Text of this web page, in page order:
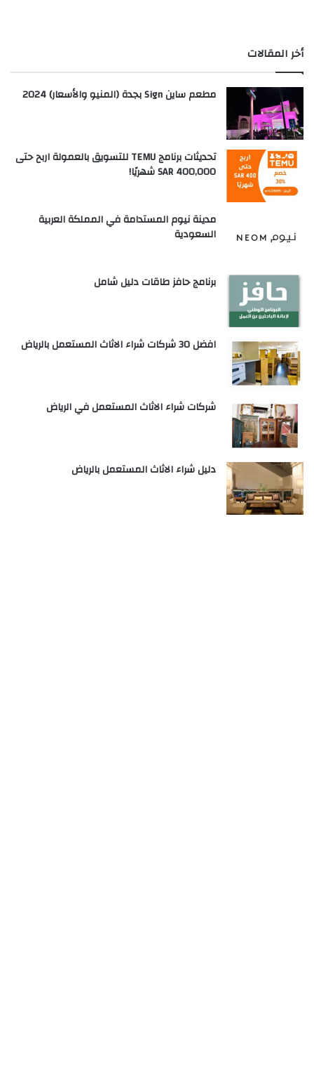
أخر المقالات
مطعم ساين Sign بجدة (المنيو والأسعار) 2024
تحديثات برنامج TEMU للتسويق بالعمولة اربح حتى
SAR 400,000 شهريًا!
مدينة نيوم المستدامة في المملكة العربية
السعودية
برنامج حافز طاقات دليل شامل
افضل 30 شركات شراء الاثاث المستعمل بالرياض
شركات شراء الاثاث المستعمل في الرياض
دليل شراء الاثاث المستعمل بالرياض